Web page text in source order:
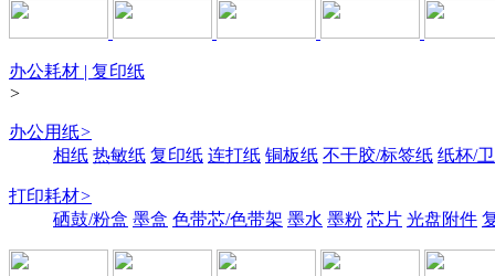
办公耗材 | 复印纸
>
办公用纸>
相纸 热敏纸 复印纸 连打纸 铜板纸 不干胶/标签纸 纸杯/
打印耗材>
硒鼓/粉盒 墨盒 色带芯/色带架 墨水 墨粉 芯片 光盘附件